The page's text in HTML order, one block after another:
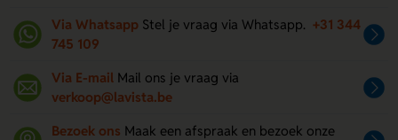
Via Whatsapp Stel je vraag via Whatsapp. +31 344
745 109
Via E-mail Mail ons je vraag via
verkoop@lavista.be
Bezoek ons Maak een afspraak en bezoek onze